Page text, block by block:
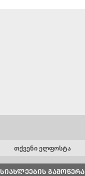
ᲡᲘᲐᲮᲚᲔᲔᲑᲘᲡ ᲒᲐᲛᲝᲬᲔᲠᲐ